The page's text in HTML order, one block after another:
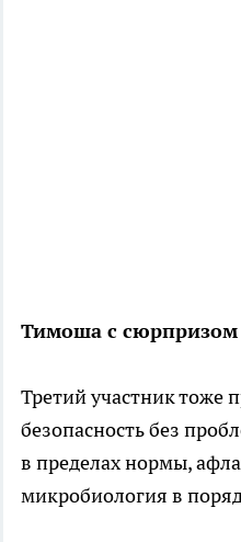
Тимоша с сюрпризом
Третий участник тоже
безопасность без
в пределах нормы,
микробиология в